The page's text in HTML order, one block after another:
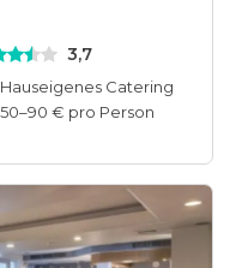
3,7
Hauseigenes Catering
50–90 € pro Person